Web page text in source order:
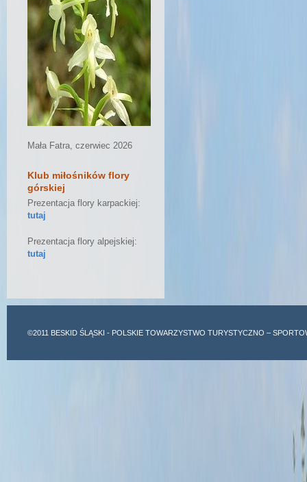
Mała Fatra, czerwiec 2026
Klub miłośników flory
górskiej
Prezentacja flory karpackiej:
tutaj
Prezentacja flory alpejskiej:
tutaj
©2011 BESKID ŚLĄSKI - POLSKIE TOWARZYSTWO TURYSTYCZNO –